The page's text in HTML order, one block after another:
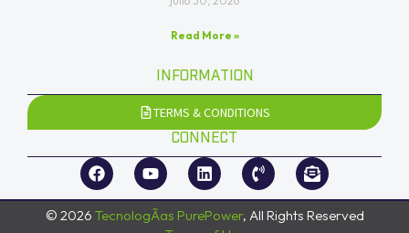
Read More »
INFORMATION
TERMS & CONDITIONS
CONNECT
© 2026 TecnologÃ­as PurePower, All Rights Reserved